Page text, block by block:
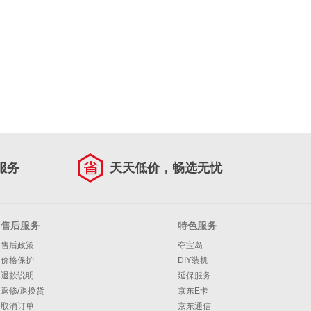
务 天天低价，畅选无忧
售后服务
售后政策
价格保护
退款说明
返修/退换货
取消订单
特色服务
夺宝岛
DIY装机
延保服务
京东E卡
京东通信